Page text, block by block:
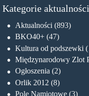
Kategorie aktualności
Aktualności (893)
BKO40+ (47)
Kultura od podszewki
Międzynarodowy Zlot
Ogłoszenia (2)
Orlik 2012 (8)
Pole Namiotowe (3)